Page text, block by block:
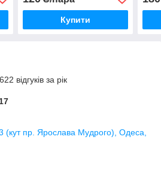
Купити
відгуків за рік
(кут пр. Ярослава Мудрого), Одеса,